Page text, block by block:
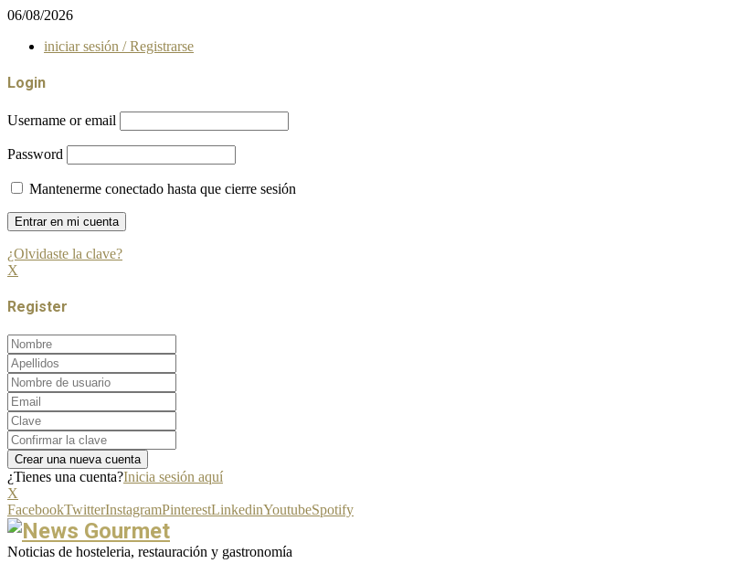
06/08/2026
iniciar sesión / Registrarse
Login
Username or email
Password
Mantenerme conectado hasta que cierre sesión
¿Olvidaste la clave?
X
Register
¿Tienes una cuenta?Inicia sesión aquí
X
FacebookTwitterInstagramPinterestLinkedinYoutubeSpotify
Noticias de hosteleria, restauración y gastronomía